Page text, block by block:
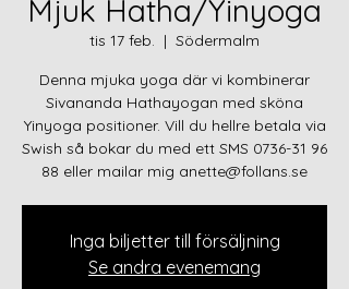
Mjuk Hatha/Yinyoga
tis 17 feb.
  |
Södermalm
Denna mjuka yoga där vi kombinerar
Sivananda Hathayogan med sköna
Yinyoga positioner. Vill du hellre betala via
Swish så bokar du med ett SMS 0736-31 96
88 eller mailar mig anette@follans.se
Inga biljetter till försäljning
Se andra evenemang